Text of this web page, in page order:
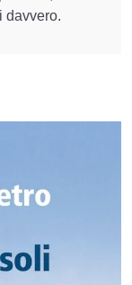
davvero.